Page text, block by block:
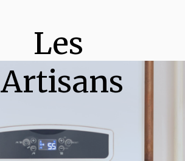
Les
Artisans